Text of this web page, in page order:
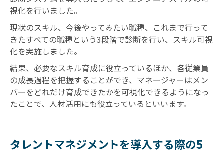
視化を行いました。
現状のスキル、今後やってみたい職種、これまで行って
きたすべての職種という3段階で診断を行い、スキル可視
化を実施しました。
結果、必要なスキル育成に役立っているほか、各従業員
の成長過程を把握することができ、マネージャーはメン
バーをどれだけ育成できたかを可視化できるようになっ
たことで、人材活用にも役立っているといいます。
タレントマネジメントを導入する際の5